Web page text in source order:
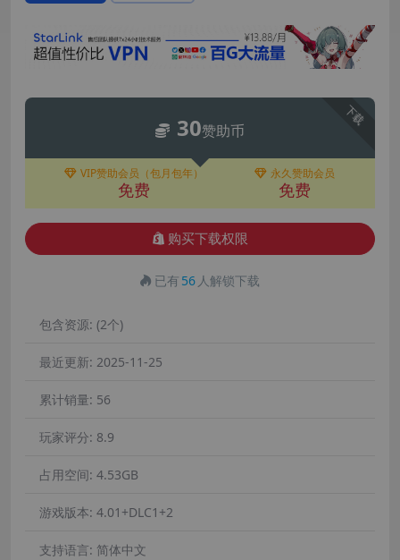
下载
30赞助币
VIP赞助会员（包月包年）
免费
永久赞助会员
免费
购买下载权限
已有 56 人解锁下载
包含资源: (2个)
最近更新: 2025-11-25
累计销量: 56
玩家评分: 8.9
占用空间: 4.53GB
游戏版本: 4.01+DLC1+2
支持语言: 简体中文